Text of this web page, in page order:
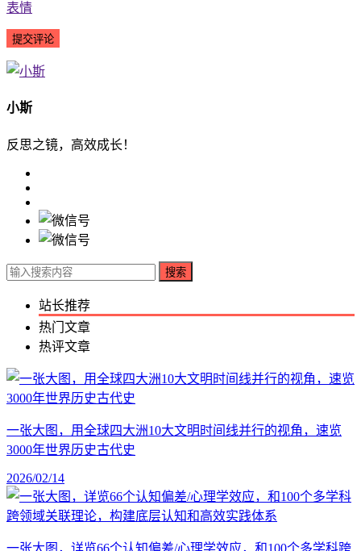
表情
小斯
反思之镜，高效成长！
搜索
站长推荐
热门文章
热评文章
一张大图，用全球四大洲10大文明时间线并行的视角，速览
3000年世界历史古代史
2026/02/14
一张大图，详览66个认知偏差/心理学效应，和100个多学科跨